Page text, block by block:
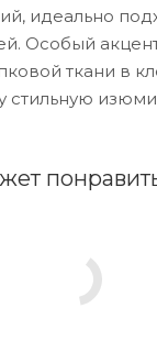
идеально
Особый
ткани в
стильную